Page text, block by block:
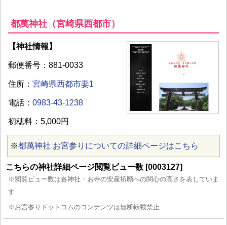
都萬神社（宮崎県西都市）
【神社情報】
郵便番号：881-0033
住所： 宮崎県西都市妻1
電話： 0983-43-1238
初穂料：5,000円
※都萬神社 お宮参りについての詳細ページはこちら
こちらの神社詳細ページ閲覧ビュー数 [0003127]
※閲覧ビュー数は各神社・お寺の安産祈願への関心の高さを表していま
す
※お宮参りドットコムのコンテンツは無断転載禁止